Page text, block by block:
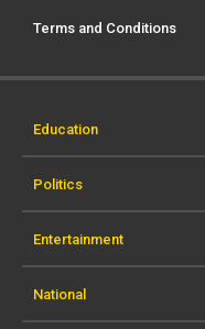
Terms and Conditions
Education
Politics
Entertainment
National